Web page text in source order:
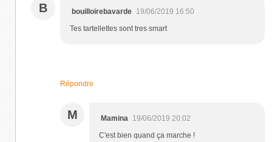
B bouilloirebavarde 19/06/2019 16:50
Tes tartellettes sont tres smart
Répondre
M Mamina
19/06/2019 20:02
C'est bien quand ça marche !